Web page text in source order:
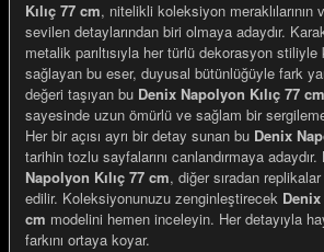
Gemiler
Kılıç 77 cm, nitelikli koleksiyon
sevilen detaylarından biri olmaya adaydır.
metalik parıltısıyla her türlü dekorasyon
sağlayan bu eser, duyusal bütünlüğüyle fark
değeri taşıyan bu Denix Napolyon Kılıç 77 cm
sayesinde uzun ömürlü ve sağlam bir
Her bir açısı ayrı bir detay sunan bu Denix
tarihin tozlu sayfalarını canlandırmaya
Napolyon Kılıç 77 cm, diğer sıradan
edilir. Koleksiyonunuzu zenginleştirecek
cm modelini hemen inceleyin. Her detayıyla
farkını ortaya koyar.